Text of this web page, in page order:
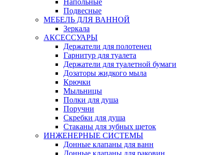
Напольные
Подвесные
МЕБЕЛЬ ДЛЯ ВАННОЙ
Зеркала
АКСЕССУАРЫ
Держатели для полотенец
Гарнитур для туалета
Держатели для туалетной бумаги
Дозаторы жидкого мыла
Крючки
Мыльницы
Полки для душа
Поручни
Скребки для душа
Стаканы для зубных щеток
ИНЖЕНЕРНЫЕ СИСТЕМЫ
Донные клапаны для ванн